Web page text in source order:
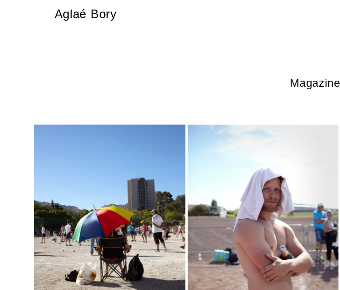
Aglaé Bory
Magazine